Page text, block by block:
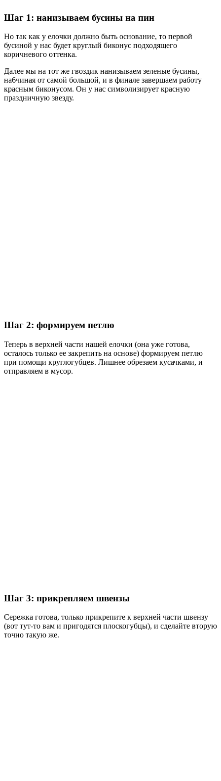
Шаг 1: нанизываем бусины на пин
Но так как у елочки должно быть основание, то первой
бусиной у нас будет круглый биконус подходящего
коричневого оттенка.
Далее мы на тот же гвоздик нанизываем зеленые бусины,
на6чиная от самой большой, и в финале завершаем работу
красным биконусом. Он у нас символизирует красную
праздничную звезду.
Шаг 2: формируем петлю
Теперь в верхней части нашей елочки (она уже готова,
осталось только ее закрепить на основе) формируем петлю
при помощи круглогубцев. Лишнее обрезаем кусачками, и
отправляем в мусор.
Шаг 3: прикрепляем швензы
Сережка готова, только прикрепите к верхней части швензу
(вот тут-то вам и пригодятся плоскогубцы), и сделайте вторую
точно такую же.